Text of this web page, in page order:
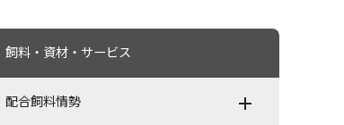
飼料・資材・サービス
配合飼料情勢